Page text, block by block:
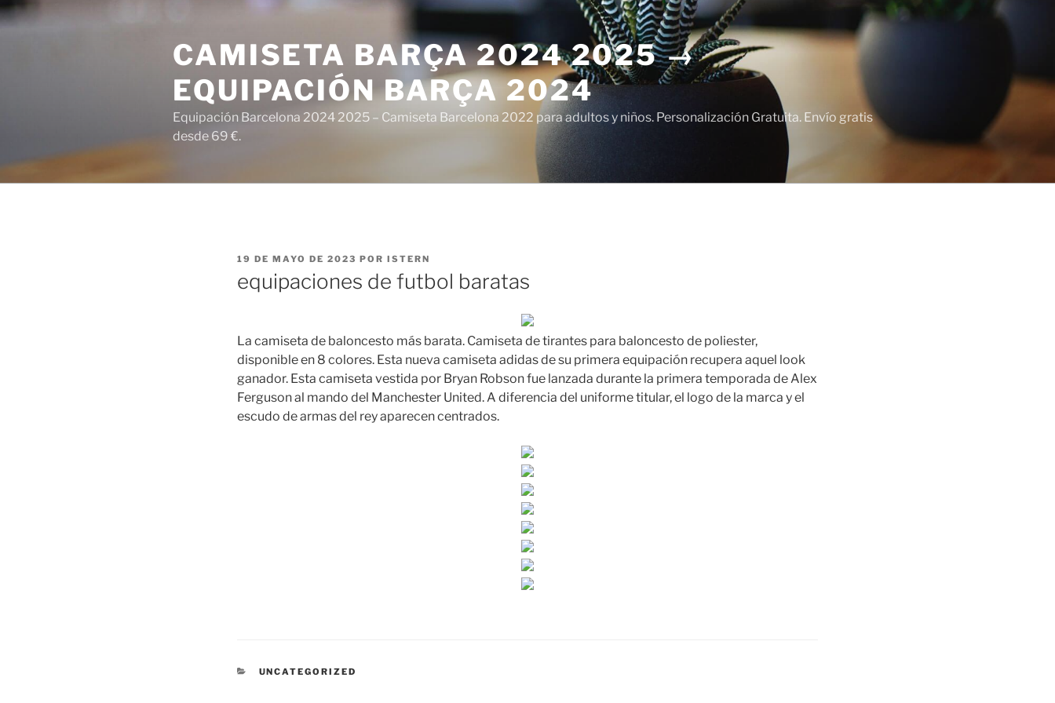
Saltar
al
CAMISETA BARÇA 2024 2025 →
EQUIPACIÓN BARÇA 2024
Equipación Barcelona 2024 2025 – Camiseta Barcelona 2022 para adultos y niños. Personalización Gratuita. Envío gratis
desde 69 €.
PUBLICADO
19 DE MAYO DE 2023 POR ISTERN
equipaciones de futbol baratas
La camiseta de baloncesto más barata. Camiseta de tirantes para baloncesto de poliester,
disponible en 8 colores. Esta nueva camiseta adidas de su primera equipación recupera aquel look
ganador. Esta camiseta vestida por Bryan Robson fue lanzada durante la primera temporada de Alex
Ferguson al mando del Manchester United. A diferencia del uniforme titular, el logo de la marca y el
escudo de armas del rey aparecen centrados.
CATEGORÍAS
UNCATEGORIZED